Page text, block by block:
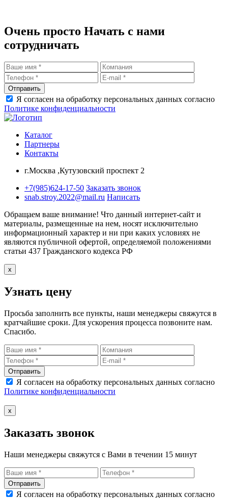
Очень просто Начать с нами
сотрудничать
Отправить
Я согласен на обработку персональных данных согласно
Политике конфиденциальности
Каталог
Партнеры
Контакты
г.Москва ,Кутузовский проспект 2
+7(985)624-17-50 Заказать звонок
snab.stroy.2022@mail.ru Написать
Обращаем ваше внимание! Что данный интернет-сайт и
материалы, размещенные на нем, носят исключительно
информационный характер и ни при каких условиях не
являются публичной офертой, определяемой положениями
статьи 437 Гражданского кодекса РФ
x
Узнать цену
Просьба заполнить все пункты, наши менеджеры свяжутся в
кратчайшие сроки. Для ускорения процесса позвоните нам.
Спасибо.
Отправить
Я согласен на обработку персональных данных согласно
Политике конфиденциальности
x
Заказать звонок
Наши менеджеры свяжутся с Вами в течении 15 минут
Отправить
Я согласен на обработку персональных данных согласно